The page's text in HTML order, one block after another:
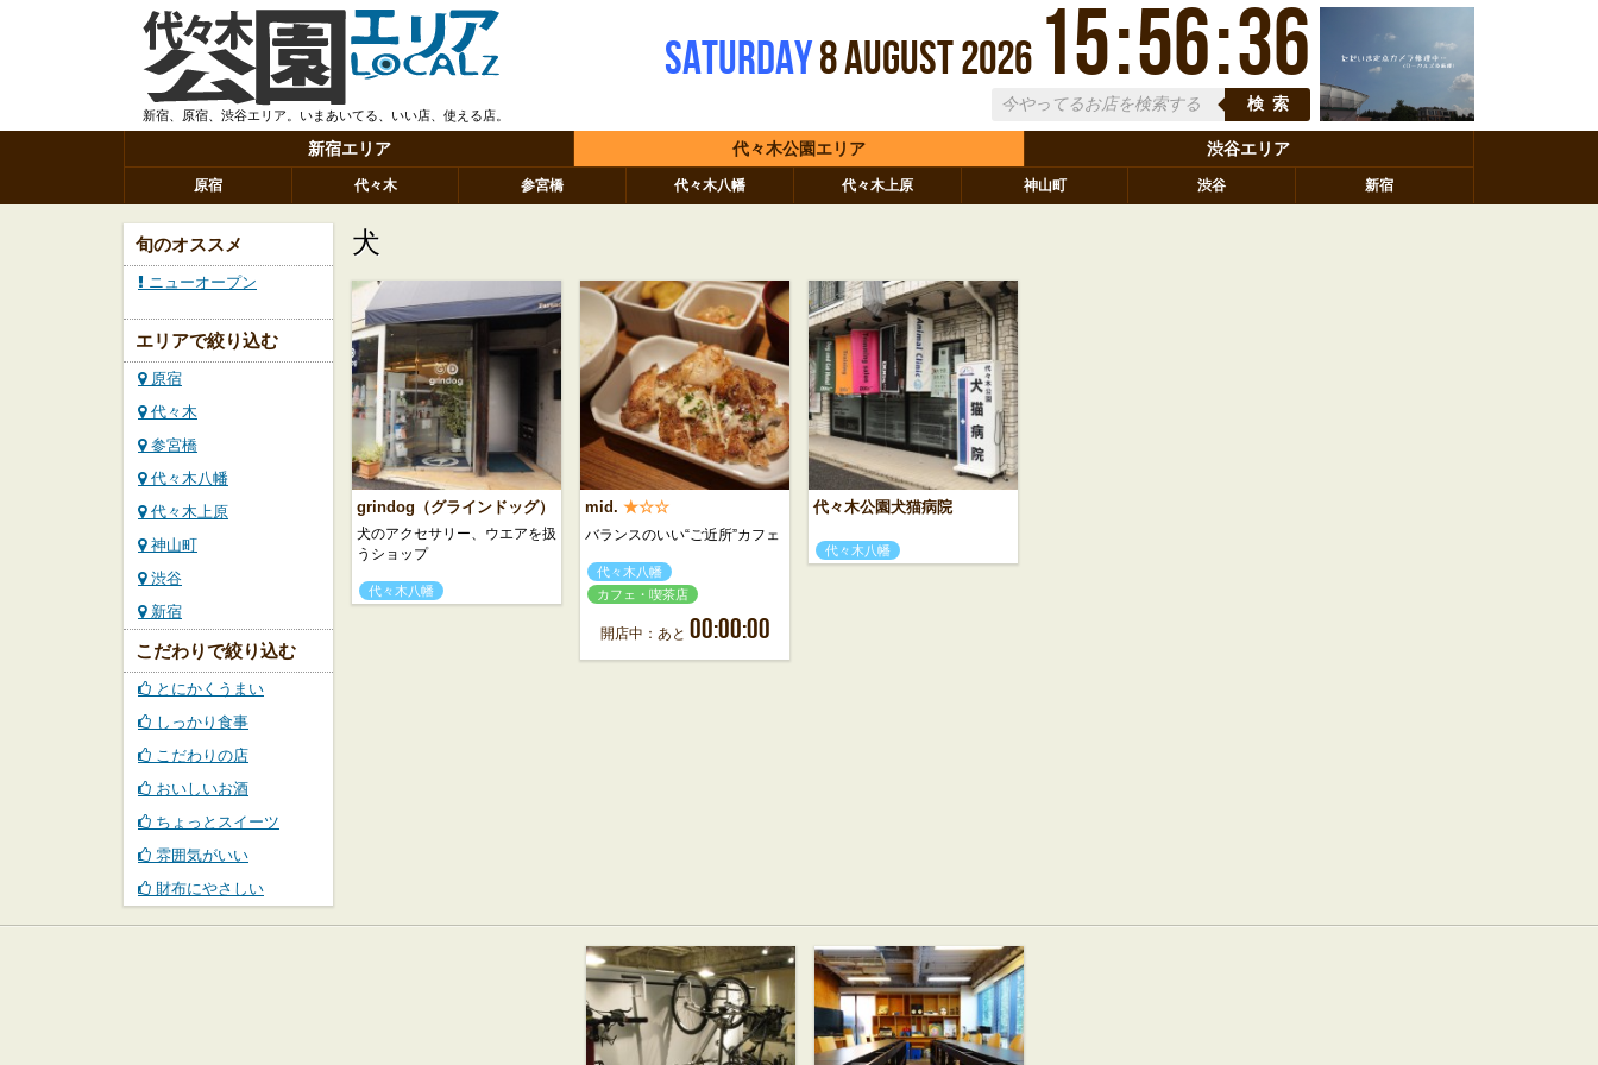
新宿、原宿、渋谷エリア。いまあいてる、いい店、使える店。
Saturday8August2026 15:56:37
検索
新宿エリア 代々木公園エリア 渋谷エリア
原宿 代々木 参宮橋 代々木八幡 代々木上原 神山町 渋谷 新宿
旬のオススメ
ニューオープン
エリアで絞り込む
原宿
代々木
参宮橋
代々木八幡
代々木上原
神山町
渋谷
新宿
こだわりで絞り込む
とにかくうまい
しっかり食事
こだわりの店
おいしいお酒
ちょっとスイーツ
雰囲気がいい
財布にやさしい
犬
grindog（グラインドッグ）
犬のアクセサリー、ウエアを扱
うショップ
代々木八幡
mid. ★☆☆
バランスのいい“ご近所”カフェ
代々木八幡
カフェ・喫茶店
開店中：あと 00:00:00
代々木公園犬猫病院
代々木八幡